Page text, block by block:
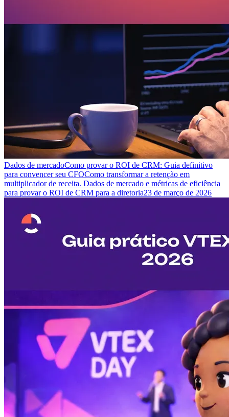
Dados de mercadoComo provar o ROI de CRM: Guia definitivo
para convencer seu CFOComo transformar a retenção em
multiplicador de receita. Dados de mercado e métricas de eficiência
para provar o ROI de CRM para a diretoria23 de março de 2026